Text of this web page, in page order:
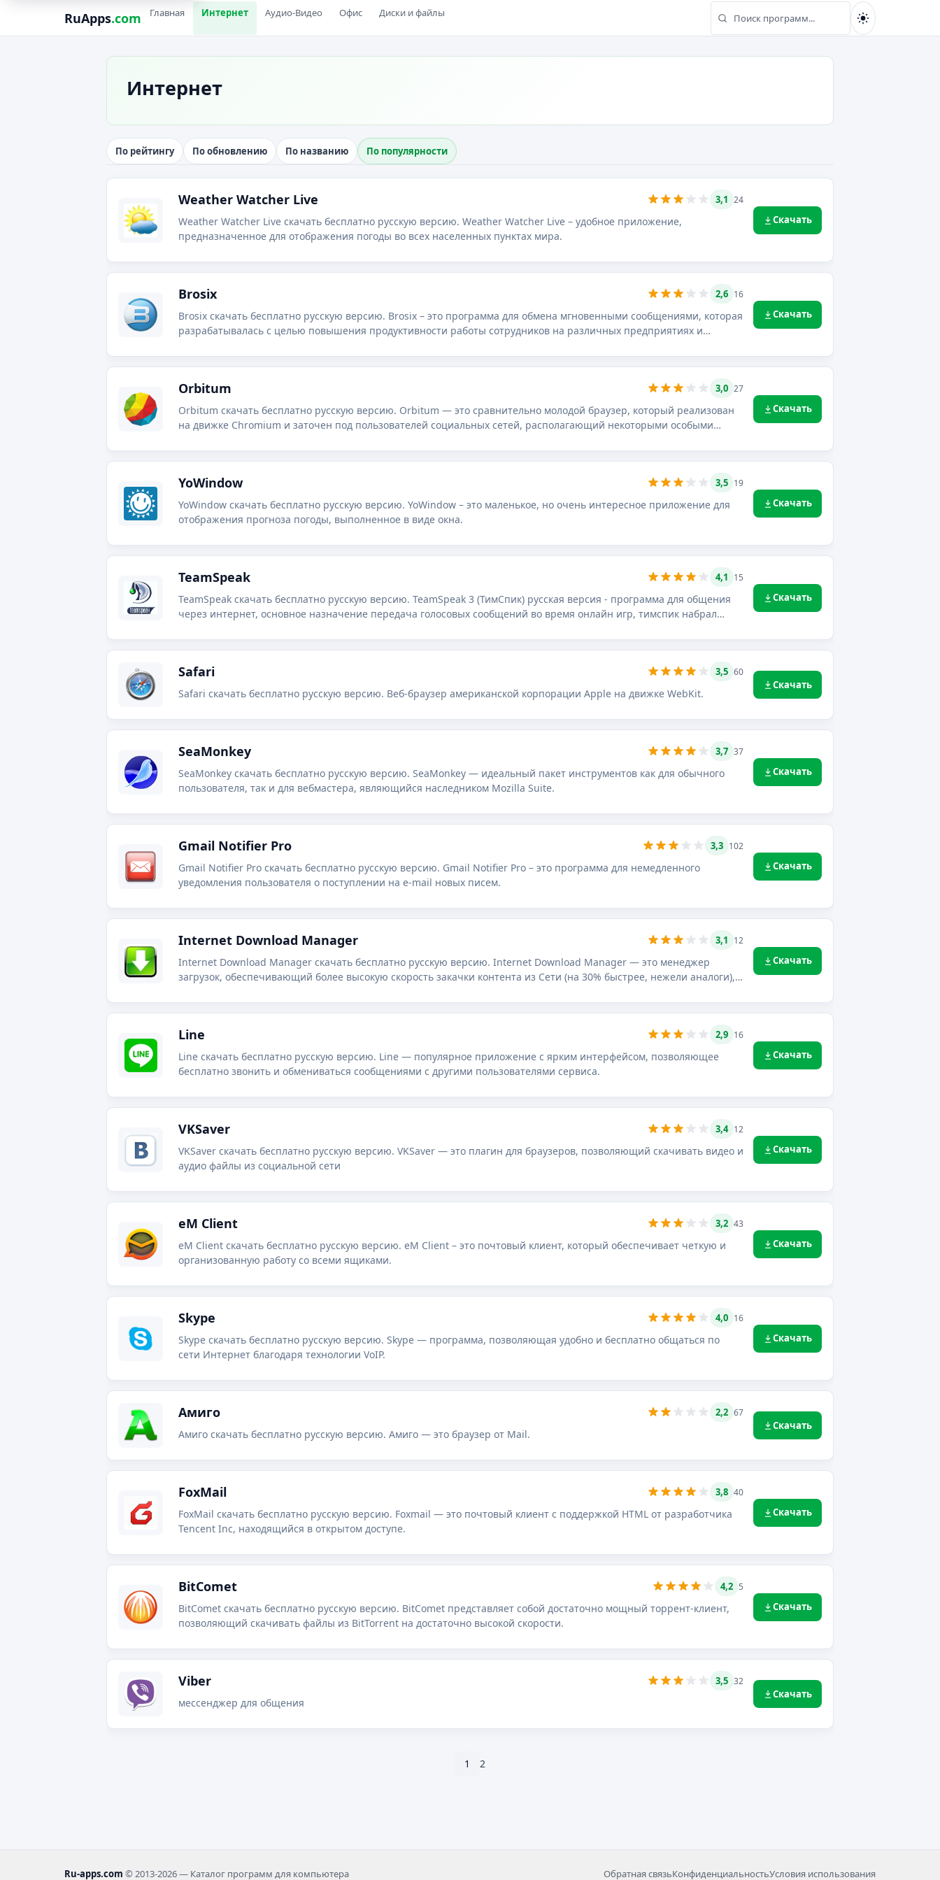
RuApps.com Главная Интернет Аудио-Видео Офис Диски и файлы Найти
Интернет
По рейтингу По обновлению По названию По популярности
Weather Watcher Live 3,1 24
Weather Watcher Live скачать бесплатно русскую версию. Weather Watcher Live – удобное приложение,
предназначенное для отображения погоды во всех населенных пунктах мира.
Скачать
Brosix 2,6 16
Brosix скачать бесплатно русскую версию. Brosix – это программа для обмена мгновенными сообщениями, которая
разрабатывалась с целью повышения продуктивности работы сотрудников на различных предприятиях и
Скачать
Orbitum 3,0 27
Orbitum скачать бесплатно русскую версию. Orbitum — это сравнительно молодой браузер, который реализован
на движке Chromium и заточен под пользователей социальных сетей, располагающий некоторыми особыми
Скачать
YoWindow 3,5 19
YoWindow скачать бесплатно русскую версию. YoWindow – это маленькое, но очень интересное приложение для
отображения прогноза погоды, выполненное в виде окна.
Скачать
TeamSpeak 4,1 15
TeamSpeak скачать бесплатно русскую версию. TeamSpeak 3 (ТимСпик) русская версия - программа для общения
через интернет, основное назначение передача голосовых сообщений во время онлайн игр, тимспик набрал
Скачать
Safari 3,5 60
Safari скачать бесплатно русскую версию. Веб-браузер американской корпорации Apple на движке WebKit.
Скачать
SeaMonkey 3,7 37
SeaMonkey скачать бесплатно русскую версию. SeaMonkey — идеальный пакет инструментов как для обычного
пользователя, так и для вебмастера, являющийся наследником Mozilla Suite.
Скачать
Gmail Notifier Pro 3,3 102
Gmail Notifier Pro скачать бесплатно русскую версию. Gmail Notifier Pro – это программа для немедленного
уведомления пользователя о поступлении на e-mail новых писем.
Скачать
Internet Download Manager 3,1 12
Internet Download Manager скачать бесплатно русскую версию. Internet Download Manager — это менеджер
загрузок, обеспечивающий более высокую скорость закачки контента из Сети (на 30% быстрее, нежели аналоги),
Скачать
Line 2,9 16
Line скачать бесплатно русскую версию. Line — популярное приложение с ярким интерфейсом, позволяющее
бесплатно звонить и обмениваться сообщениями с другими пользователями сервиса.
Скачать
VKSaver 3,4 12
VKSaver скачать бесплатно русскую версию. VKSaver — это плагин для браузеров, позволяющий скачивать видео и
аудио файлы из социальной сети
Скачать
eM Client 3,2 43
eM Client скачать бесплатно русскую версию. eM Client – это почтовый клиент, который обеспечивает четкую и
организованную работу со всеми ящиками.
Скачать
Skype 4,0 16
Skype скачать бесплатно русскую версию. Skype — программа, позволяющая удобно и бесплатно общаться по
сети Интернет благодаря технологии VoIP.
Скачать
Амиго 2,2 67
Амиго скачать бесплатно русскую версию. Амиго — это браузер от Mail.
Скачать
FoxMail 3,8 40
FoxMail скачать бесплатно русскую версию. Foxmail — это почтовый клиент с поддержкой HTML от разработчика
Tencent Inc, находящийся в открытом доступе.
Скачать
BitComet 4,2 5
BitComet скачать бесплатно русскую версию. BitComet представляет собой достаточно мощный торрент-клиент,
позволяющий скачивать файлы из BitTorrent на достаточно высокой скорости.
Скачать
Viber 3,5 32
мессенджер для общения
Скачать
1 2
Ru-apps.com © 2013-2026 — Каталог программ для компьютера Обратная связьКонфиденциальностьУсловия использования